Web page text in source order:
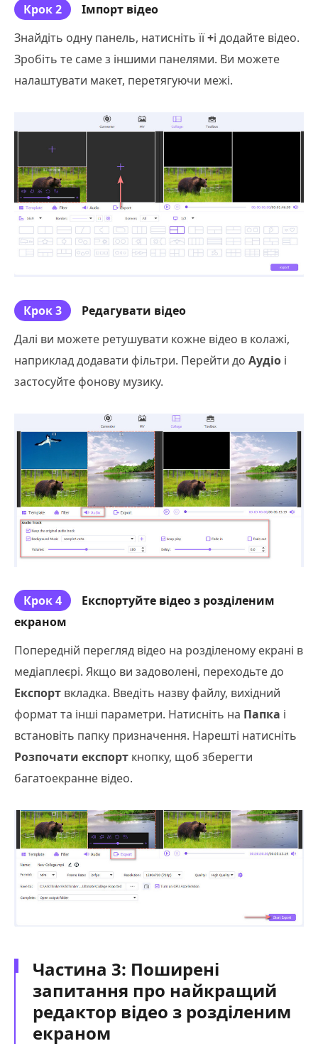
Крок 2
Імпорт відео
Знайдіть одну панель, натисніть її+і додайте відео.
Зробіть те саме з іншими панелями. Ви можете
налаштувати макет, перетягуючи межі.
Крок 3
Редагувати відео
Далі ви можете ретушувати кожне відео в колажі,
наприклад додавати фільтри. Перейти до Аудіо і
застосуйте фонову музику.
Крок 4
Експортуйте відео з розділеним
екраном
Попередній перегляд відео на розділеному екрані в
медіаплеєрі. Якщо ви задоволені, переходьте до
Експорт вкладка. Введіть назву файлу, вихідний
формат та інші параметри. Натисніть на Папка і
встановіть папку призначення. Нарешті натисніть
Розпочати експорт кнопку, щоб зберегти
багатоекранне відео.
Частина 3: Поширені
запитання про найкращий
редактор відео з розділеним
екраном